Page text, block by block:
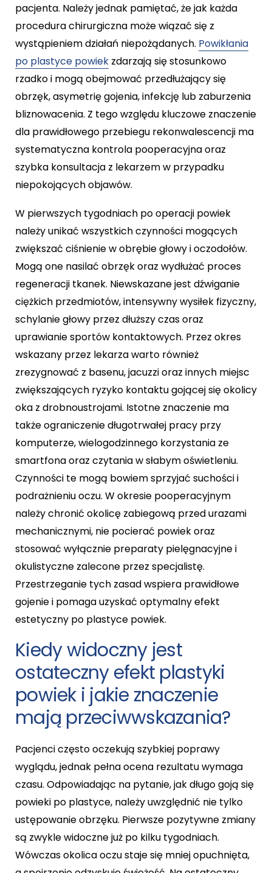
pacjenta. Należy jednak pamiętać, że jak każda
procedura chirurgiczna może wiązać się z
wystąpieniem działań niepożądanych. Powikłania
po plastyce powiek zdarzają się stosunkowo
rzadko i mogą obejmować przedłużający się
obrzęk, asymetrię gojenia, infekcję lub zaburzenia
bliznowacenia. Z tego względu kluczowe znaczenie
dla prawidłowego przebiegu rekonwalescencji ma
systematyczna kontrola pooperacyjna oraz
szybka konsultacja z lekarzem w przypadku
niepokojących objawów.
W pierwszych tygodniach po operacji powiek
należy unikać wszystkich czynności mogących
zwiększać ciśnienie w obrębie głowy i oczodołów.
Mogą one nasilać obrzęk oraz wydłużać proces
regeneracji tkanek. Niewskazane jest dźwiganie
ciężkich przedmiotów, intensywny wysiłek fizyczny,
schylanie głowy przez dłuższy czas oraz
uprawianie sportów kontaktowych. Przez okres
wskazany przez lekarza warto również
zrezygnować z basenu, jacuzzi oraz innych miejsc
zwiększających ryzyko kontaktu gojącej się okolicy
oka z drobnoustrojami. Istotne znaczenie ma
także ograniczenie długotrwałej pracy przy
komputerze, wielogodzinnego korzystania ze
smartfona oraz czytania w słabym oświetleniu.
Czynności te mogą bowiem sprzyjać suchości i
podrażnieniu oczu. W okresie pooperacyjnym
należy chronić okolicę zabiegową przed urazami
mechanicznymi, nie pocierać powiek oraz
stosować wyłącznie preparaty pielęgnacyjne i
okulistyczne zalecone przez specjalistę.
Przestrzeganie tych zasad wspiera prawidłowe
gojenie i pomaga uzyskać optymalny efekt
estetyczny po plastyce powiek.
Kiedy widoczny jest
ostateczny efekt plastyki
powiek i jakie znaczenie
mają przeciwwskazania?
Pacjenci często oczekują szybkiej poprawy
wyglądu, jednak pełna ocena rezultatu wymaga
czasu. Odpowiadając na pytanie, jak długo goją się
powieki po plastyce, należy uwzględnić nie tylko
ustępowanie obrzęku. Pierwsze pozytywne zmiany
są zwykle widoczne już po kilku tygodniach.
Wówczas okolica oczu staje się mniej opuchnięta,